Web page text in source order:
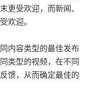
更受欢迎，而新闻、
欢迎。
内容类型的最佳发布
类型的视频，在不同
馈，从而确定最佳的